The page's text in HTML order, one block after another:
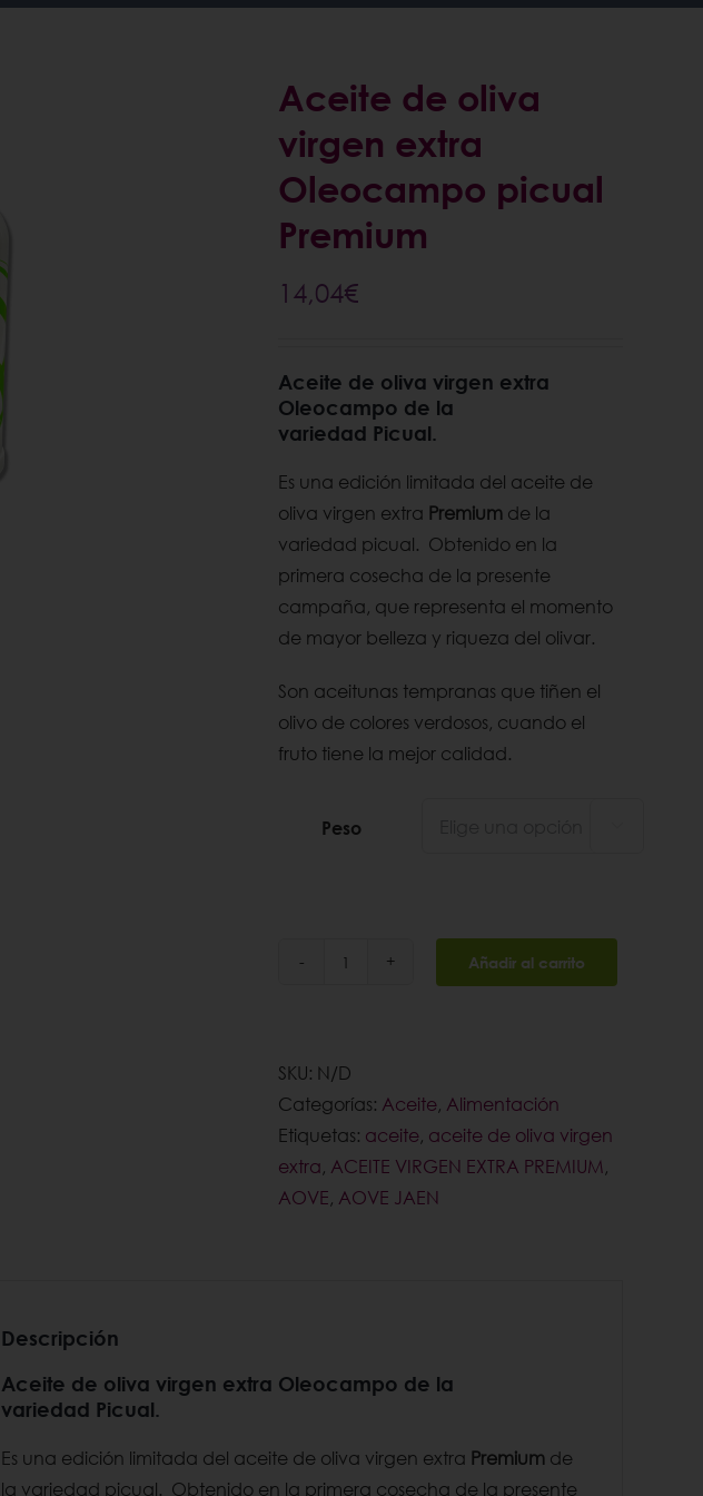
Aceite de oliva
virgen extra
Oleocampo picual
Premium
14,04€
Aceite de oliva virgen extra
Oleocampo de la
variedad Picual.
Es una edición limitada del aceite de
oliva virgen extra Premium de la
variedad picual. Obtenido en la
primera cosecha de la presente
campaña, que representa el momento
de mayor belleza y riqueza del olivar.
Son aceitunas tempranas que tiñen el
olivo de colores verdosos, cuando el
fruto tiene la mejor calidad.
Peso
Aceite
virgen
extra
Oleocampo
picual
Premium
Añadir al carrito
SKU: N/D
Categorías: Aceite, Alimentación
Etiquetas: aceite, aceite de oliva virgen
extra, ACEITE VIRGEN EXTRA PREMIUM,
AOVE, AOVE JAEN
Descripción
Aceite de oliva virgen extra Oleocampo de la
variedad Picual.
Es una edición limitada del aceite de oliva virgen extra Premium de
la variedad picual. Obtenido en la primera cosecha de la presente